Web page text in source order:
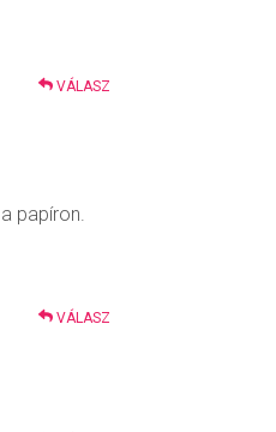
VÁLASZ
papíron.
VÁLASZ